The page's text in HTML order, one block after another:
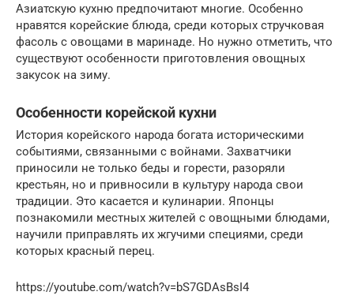
Азиатскую кухню предпочитают многие. Особенно
нравятся корейские блюда, среди которых стручковая
фасоль с овощами в маринаде. Но нужно отметить, что
существуют особенности приготовления овощных
закусок на зиму.
Особенности корейской кухни
История корейского народа богата историческими
событиями, связанными с войнами. Захватчики
приносили не только беды и горести, разоряли
крестьян, но и привносили в культуру народа свои
традиции. Это касается и кулинарии. Японцы
познакомили местных жителей с овощными блюдами,
научили приправлять их жгучими специями, среди
которых красный перец.
https://youtube.com/watch?v=bS7GDAsBsI4